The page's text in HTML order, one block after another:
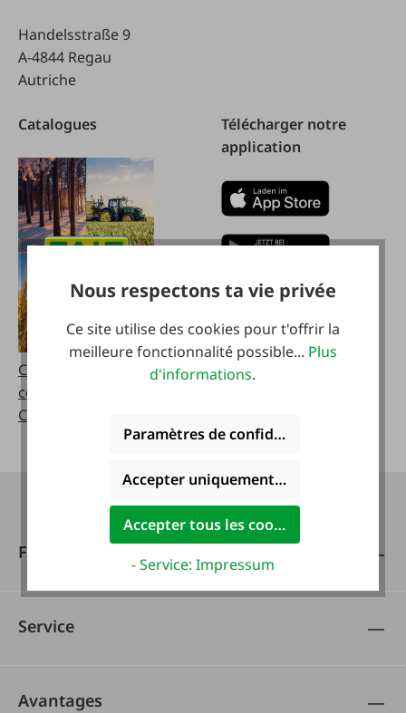
Handelsstraße 9
A-4844 Regau
Autriche
Catalogues
Catalogues (à
commander)
Catalogues (à feuilleter)
Télécharger notre
application
FAIE
Service
Avantages
Nous respectons ta vie privée
Ce site utilise des cookies pour t'offrir la
meilleure fonctionnalité possible... Plus
d'informations.
Paramètres de confidentialité
Accepter uniquement les cookies
Accepter tous les cookies
- Service: Impressum